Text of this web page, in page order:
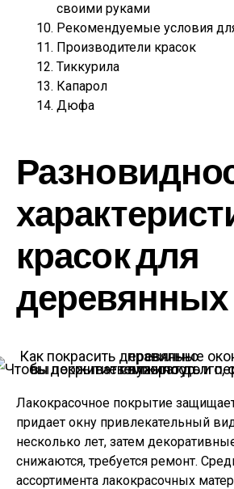
своими руками
Рекомендуемые условия
Производители красок
Тиккурила
Капарол
Дюфа
красок для
деревянных
Чтобы покрытие служило долго, оно должно выдерживать влажность и перепады температур
Лакокрасочное покрытие
придает окну привлекательный
несколько лет, затем
снижаются, требуется ремонт.
ассортимента лакокрасочных